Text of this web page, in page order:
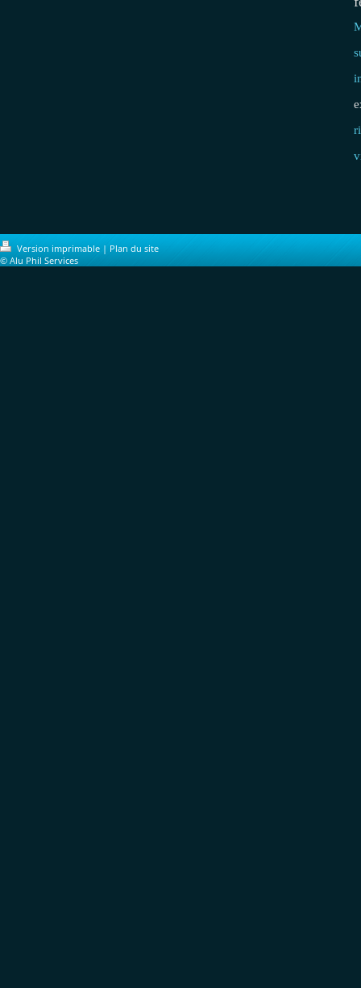
Version imprimable | Plan du site
© Alu Phil Services